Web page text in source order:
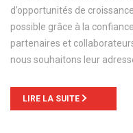
d’opportunités de
possible grâce à la
partenaires et
nous souhaitons leur
LIRE LA SUITE